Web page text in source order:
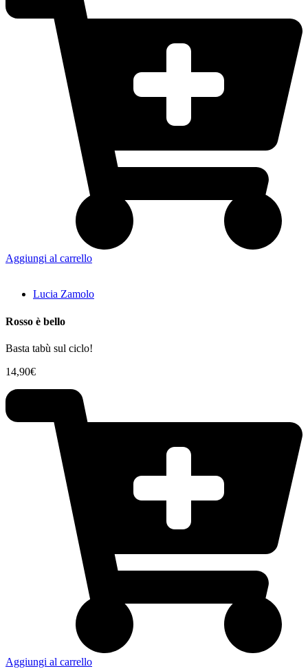
Aggiungi al carrello
Lucia Zamolo
Rosso è bello
Basta tabù sul ciclo!
14,90€
Aggiungi al carrello